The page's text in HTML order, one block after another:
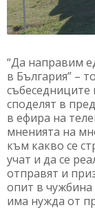
“Да направим
в България” –
събеседниците
споделят в
в ефира на
мненията на
към какво се
учат и да се
отправят и
опит в чужбина
има нужда от